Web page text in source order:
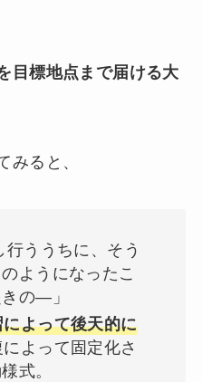
目標地点まで届ける大
みると、
ううちに、そう
ようになったこ
の―」
によって後天的に
によって固定化さ
式。